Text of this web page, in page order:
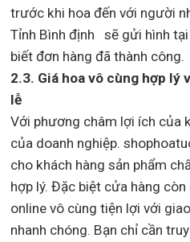
trước khi hoa đến với người
Tỉnh Bình định sẽ gửi hình
biết đơn hàng đã thành công.
2.3. Giá hoa vô cùng hợp lý
lễ
Với phương châm lợi ích của
của doanh nghiệp.
cho khách hàng sản phẩm
hợp lý. Đặc biệt cửa hàng
online vô cùng tiện lợi với
nhanh chóng. Bạn chỉ cần